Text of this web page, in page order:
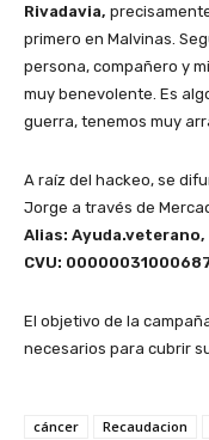
Rivadavia,
primero en Malvinas.
persona, compañero y
muy benevolente. Es
guerra, tenemos muy
A raíz del hackeo, se
Jorge a través de
Alias: Ayuda.veterano,
CVU:
El objetivo de la
necesarios para cubrir
cáncer Recaudacion